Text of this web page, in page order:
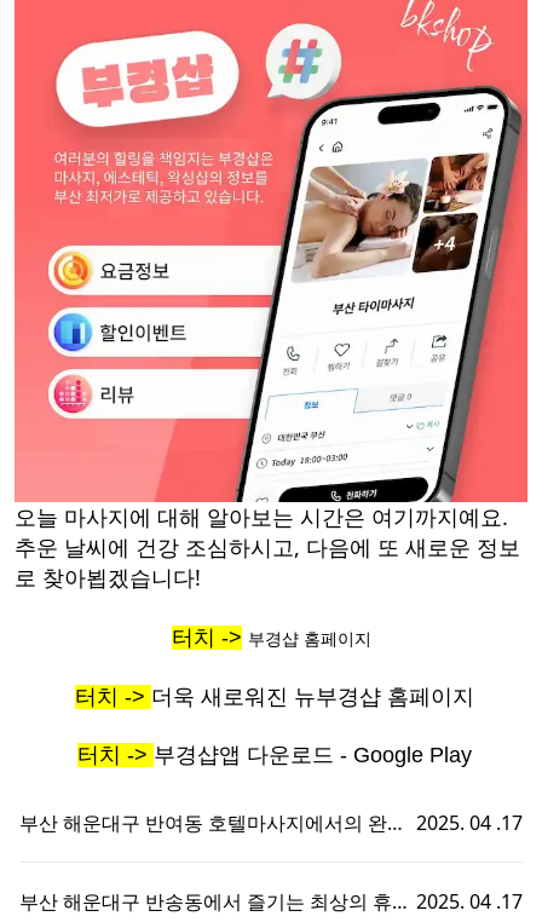
오늘 마사지에 대해 알아보는 시간은 여기까지예요.
추운 날씨에 건강 조심하시고, 다음에 또 새로운 정보
로 찾아뵙겠습니다!
터치 -> 부경샵 홈페이지
터치 -> 더욱 새로워진 뉴부경샵 홈페이지
터치 -> 부경샵앱 다운로드 - Google Play
부산 해운대구 반여동 호텔마사지에서의 완벽 2025. 04 .17
부산 해운대구 반송동에서 즐기는 최상의 휴식, 2025. 04 .17